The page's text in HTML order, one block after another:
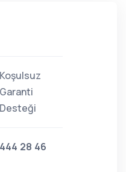
Koşulsuz
Garanti
Desteği
444 28 46